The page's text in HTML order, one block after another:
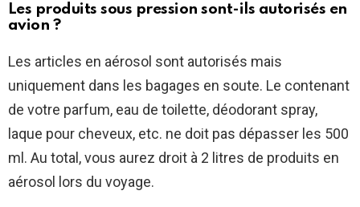
Les produits sous pression sont-ils autorisés en
avion ?
Les articles en aérosol sont autorisés mais
uniquement dans les bagages en soute. Le contenant
de votre parfum, eau de toilette, déodorant spray,
laque pour cheveux, etc. ne doit pas dépasser les 500
ml. Au total, vous aurez droit à 2 litres de produits en
aérosol lors du voyage.